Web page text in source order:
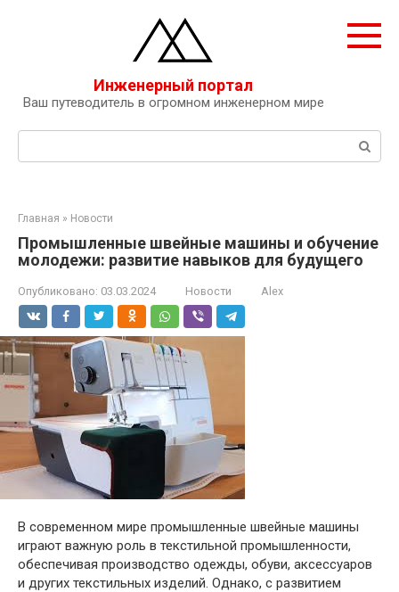
Инженерный портал
Ваш путеводитель в огромном инженерном мире
Поиск:
Главная » Новости
Промышленные швейные машины и обучение
молодежи: развитие навыков для будущего
Опубликовано: 03.03.2024 Новости Alex
В современном мире промышленные швейные машины
играют важную роль в текстильной промышленности,
обеспечивая производство одежды, обуви, аксессуаров
и других текстильных изделий. Однако, с развитием